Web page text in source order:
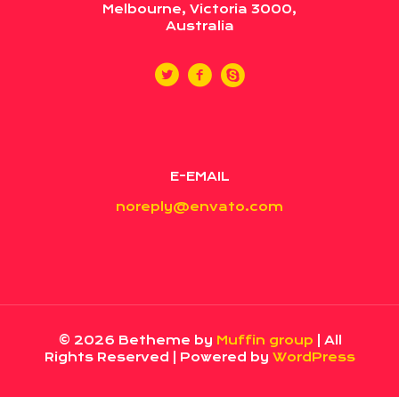
Melbourne, Victoria 3000,
Australia
E-EMAIL
noreply@envato.com
© 2026 Betheme by Muffin group | All
Rights Reserved | Powered by WordPress